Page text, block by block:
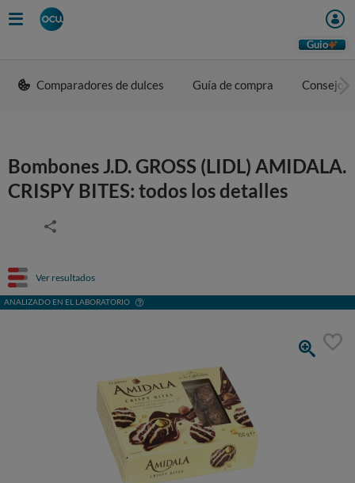
Guio
Comparadores de dulces Guía de compra Consejos
Bombones J.D. GROSS (LIDL) AMIDALA.
CRISPY BITES: todos los detalles
Ver resultados
ANALIZADO EN EL LABORATORIO